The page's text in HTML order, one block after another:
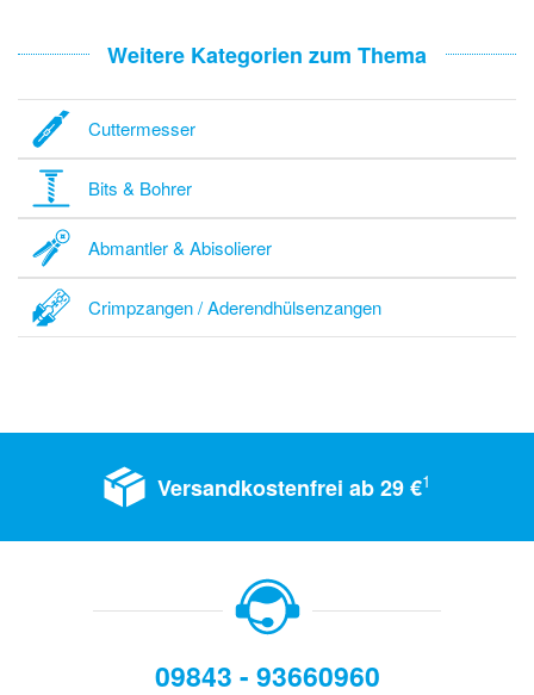
Weitere Kategorien zum Thema
Cuttermesser
Bits & Bohrer
Abmantler & Abisolierer
Crimpzangen / Aderendhülsenzangen
Versandkostenfrei ab 29 €1
09843 - 93660960